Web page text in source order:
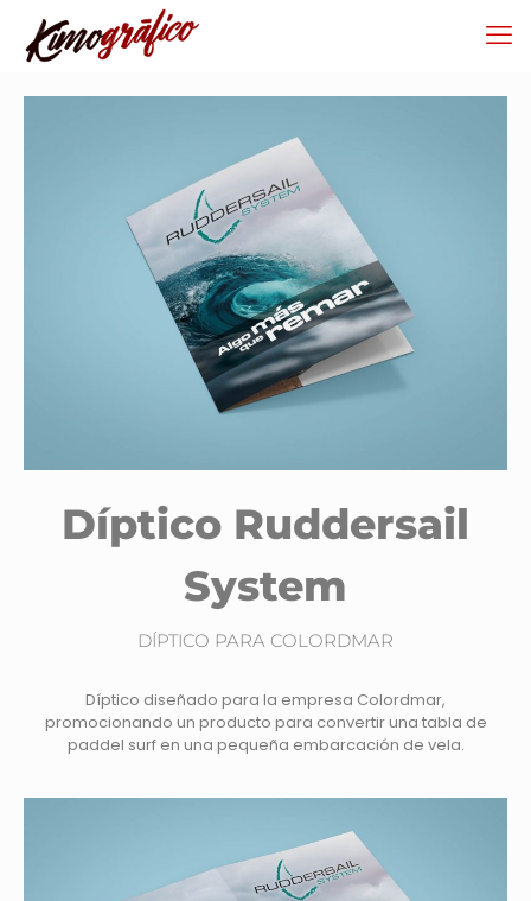
Díptico Ruddersail
System
DÍPTICO PARA COLORDMAR
Díptico diseñado para la empresa Colordmar,
promocionando un producto para convertir una tabla de
paddel surf en una pequeña embarcación de vela.